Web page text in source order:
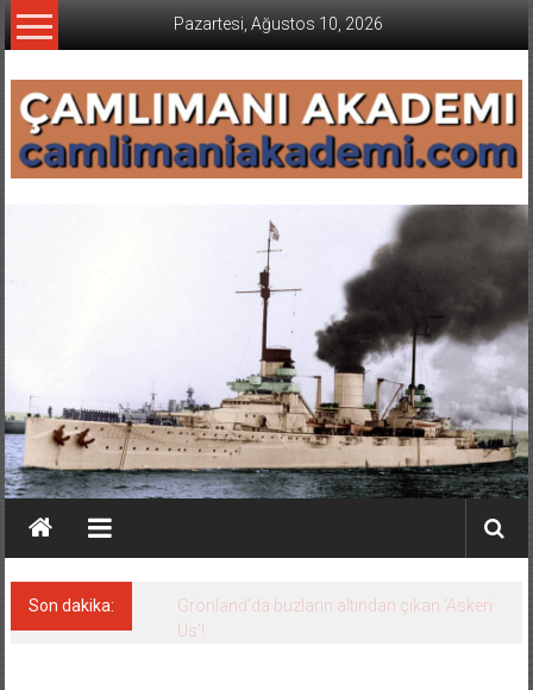
İçeriğe
geç
Pazartesi, Ağustos 10, 2026
Son dakika:
Grönland’da buzların altından çıkan ‘Askeri
Üs’!